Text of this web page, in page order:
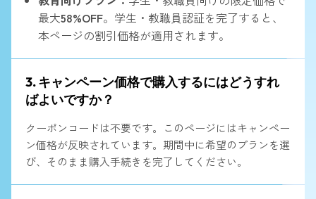
最大58%OFF。学生・教職員認証を完了すると、
本ページの割引価格が適用されます。
3. キャンペーン価格で購入するにはどうすれ
ばよいですか？
クーポンコードは不要です。このページにはキャンペー
ン価格が反映されています。期間中に希望のプランを選
び、そのまま購入手続きを完了してください。